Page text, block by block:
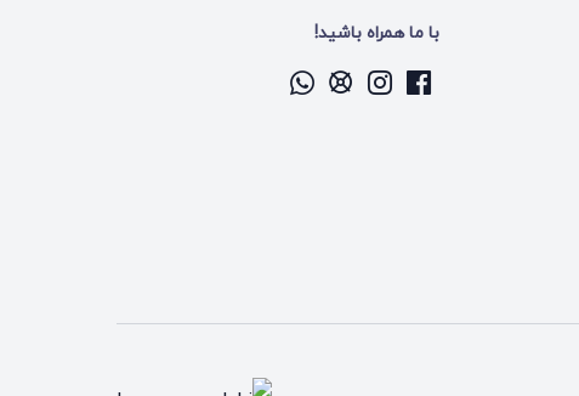
با ما همراه باشید!